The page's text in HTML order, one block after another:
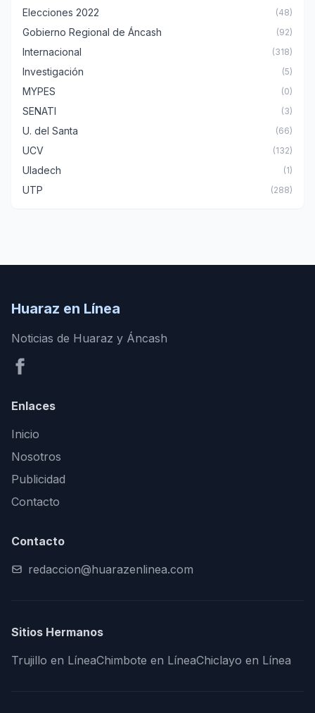
Elecciones 2022 (48)
Gobierno Regional de Áncash (92)
Internacional (318)
Investigación (5)
MYPES (0)
SENATI (3)
U. del Santa (66)
UCV (132)
Uladech (1)
UTP (288)
Huaraz en Línea
Noticias de Huaraz y Áncash
Enlaces
Inicio
Nosotros
Publicidad
Contacto
Contacto
redaccion@huarazenlinea.com
Sitios Hermanos
Trujillo en LíneaChimbote en LíneaChiclayo en Línea